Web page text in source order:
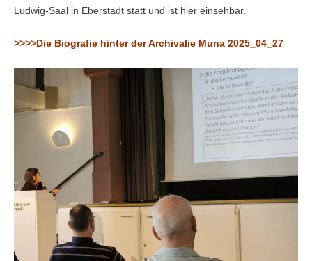
Ludwig-Saal in Eberstadt statt und ist hier einsehbar.
>>>>Die Biografie hinter der Archivalie Muna 2025_04_27